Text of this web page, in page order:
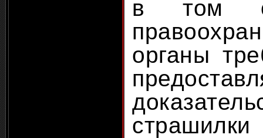
в том
органы